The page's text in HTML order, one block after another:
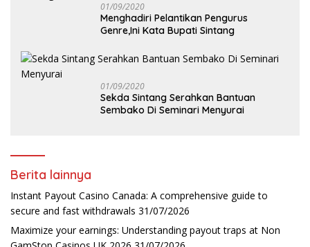
01/09/2020
Menghadiri Pelantikan Pengurus
Genre,Ini Kata Bupati Sintang
01/09/2020
Sekda Sintang Serahkan Bantuan
Sembako Di Seminari Menyurai
Berita lainnya
Instant Payout Casino Canada: A comprehensive guide to
secure and fast withdrawals 31/07/2026
Maximize your earnings: Understanding payout traps at Non